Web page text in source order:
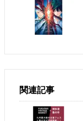
関連記事